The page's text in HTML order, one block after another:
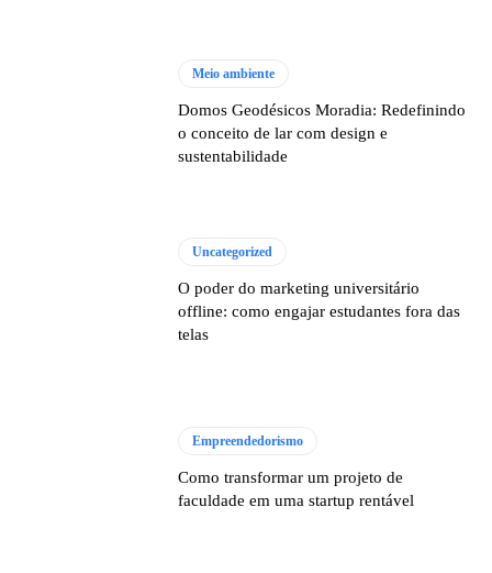
Meio ambiente
Domos Geodésicos Moradia: Redefinindo
o conceito de lar com design e
sustentabilidade
Uncategorized
O poder do marketing universitário
offline: como engajar estudantes fora das
telas
Empreendedorismo
Como transformar um projeto de
faculdade em uma startup rentável